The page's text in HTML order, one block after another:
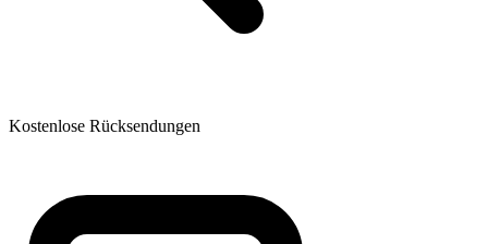
Kostenlose Rücksendungen